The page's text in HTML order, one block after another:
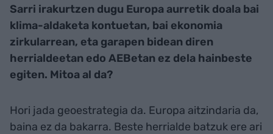
Sarri irakurtzen dugu Europa aurretik doala bai
klima-aldaketa kontuetan, bai ekonomia
zirkularrean, eta garapen bidean diren
herrialdeetan edo AEBetan ez dela hainbeste
egiten. Mitoa al da?
Hori jada geoestrategia da. Europa aitzindaria da,
baina ez da bakarra. Beste herrialde batzuk ere ari